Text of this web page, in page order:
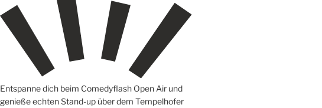
Entspanne dich beim Comedyflash Open Air und
genieße echten Stand-up über dem Tempelhofer